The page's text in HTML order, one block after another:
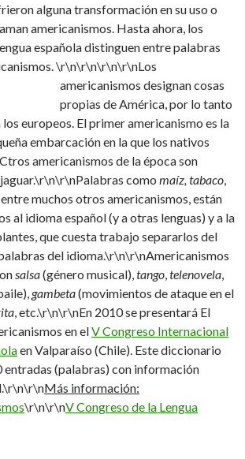
alguna transformación en su uso o
americanismos. Hasta ahora, los
española distinguen entre palabras
\r\n\r\n\r\n\r\nLos
americanismos designan cosas
propias de América, por lo tanto
europeos. El primer americanismo es la
embarcación en la que los nativos
americanismos de la época son
jaguar.\r\n\r\nPalabras como maíz, tabaco
, entre muchos otros americanismos, están
al idioma español (y a otras lenguas) y a la
que cuesta trabajo separarlos del
del idioma.\r\n\r\nAmericanismos
salsa(género musical), tango telenovela
gambeta(movimientos de ataque en el
, etc.\r\n\r\nEn 2010 se presentará El
en elV Congreso Internacional
en Valparaíso (Chile). Este diccionario
(palabras) con información
Más información:
\r\n\r\nV Congreso de la Lengua